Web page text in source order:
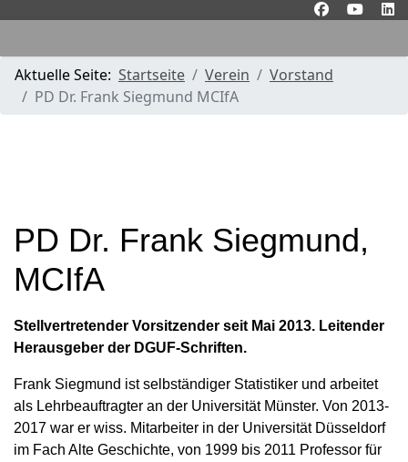
Aktuelle Seite: Startseite Verein
Vorstand
PD Dr. Frank Siegmund MCIfA
PD Dr. Frank Siegmund,
MCIfA
Stellvertretender Vorsitzender seit Mai 2013. Leitender
Herausgeber der DGUF-Schriften.
Frank Siegmund ist selbständiger Statistiker und arbeitet
als Lehrbeauftragter an der Universität Münster. Von 2013-
2017 war er wiss. Mitarbeiter in der Universität Düsseldorf
im Fach Alte Geschichte, von 1999 bis 2011 Professor für